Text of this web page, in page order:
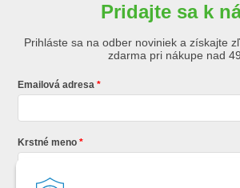
Pridajte sa k
Prihláste sa na odber noviniek a získajte
zdarma pri nákupe nad
Emailová adresa
Krstné meno